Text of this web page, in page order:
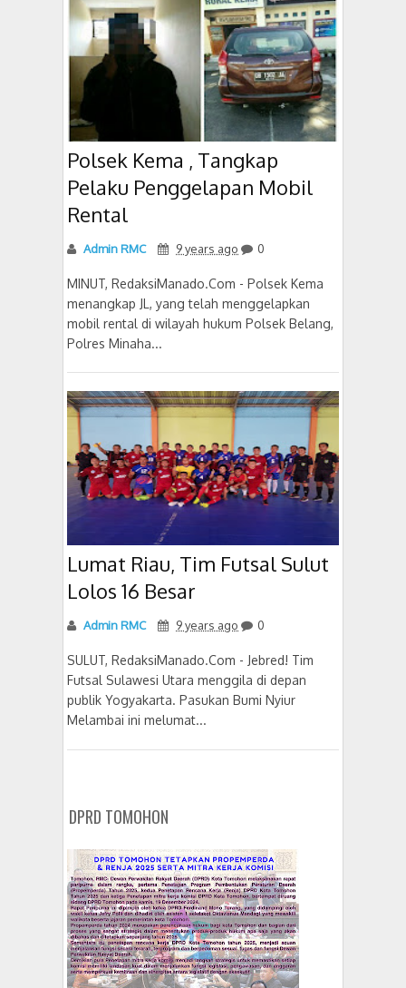
Polsek Kema , Tangkap
Pelaku Penggelapan Mobil
Rental
Admin RMC 9 years ago 0
MINUT, RedaksiManado.Com - Polsek Kema
menangkap JL, yang telah menggelapkan
mobil rental di wilayah hukum Polsek Belang,
Polres Minaha...
Lumat Riau, Tim Futsal Sulut
Lolos 16 Besar
Admin RMC 9 years ago 0
SULUT, RedaksiManado.Com - Jebred! Tim
Futsal Sulawesi Utara menggila di depan
publik Yogyakarta. Pasukan Bumi Nyiur
Melambai ini melumat...
DPRD TOMOHON